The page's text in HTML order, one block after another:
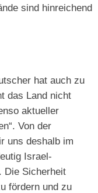
sind hinreichend
hat auch zu
das Land nicht
aktueller
Von der
uns deshalb im
Israel-
Die Sicherheit
fördern und zu